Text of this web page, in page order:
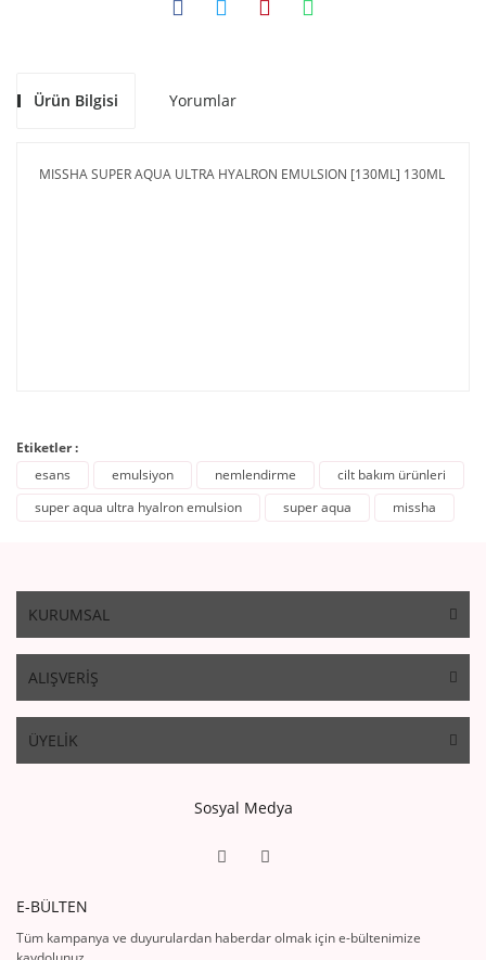
Ürün Bilgisi Yorumlar
MISSHA SUPER AQUA ULTRA HYALRON EMULSION [130ML] 130ML
Etiketler :
esans
emulsiyon nemlendirme
cilt bakım ürünleri
super aqua ultra hyalron emulsion
super aqua missha
KURUMSAL
ALIŞVERİŞ
ÜYELİK
Sosyal Medya
E-BÜLTEN
Tüm kampanya ve duyurulardan haberdar olmak için e-bültenimize